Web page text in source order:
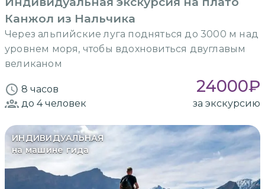
Канжол из Нальчика
Через альпийские луга подняться до 3000 м над
уровнем моря, чтобы вдохновиться двуглавым
великаном
8 часов 24000₽
до 4человек за экскурсию
ИНДИВИДУАЛЬНАЯ
на машине гида